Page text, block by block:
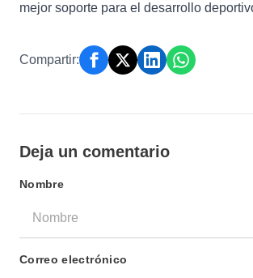
mejor soporte para el desarrollo
Compartir:
Deja un comentario
Nombre
Correo electrónico